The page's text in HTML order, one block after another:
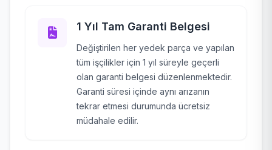
1 Yıl Tam Garanti Belgesi
Değiştirilen her yedek parça ve yapılan
tüm işçilikler için 1 yıl süreyle geçerli
olan garanti belgesi düzenlenmektedir.
Garanti süresi içinde aynı arızanın
tekrar etmesi durumunda ücretsiz
müdahale edilir.